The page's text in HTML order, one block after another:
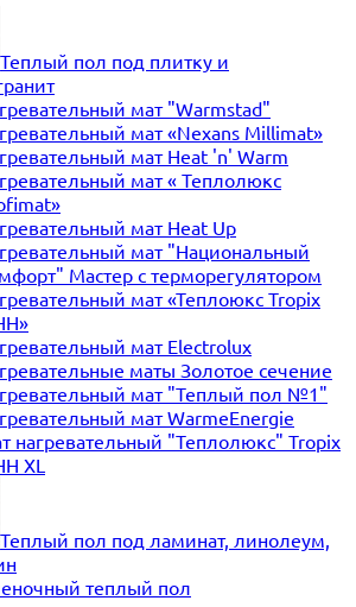
Теплый пол под плитку и
мат "Warmstad"
мат «Nexans Millimat»
мат Heat 'n' Warm
мат « Теплолюкс
мат Heat Up
мат "Национальный
Мастер с терморегулятором
мат «Теплоюкс Tropix
мат Electrolux
маты Золотое сечение
мат "Теплый пол №1"
мат WarmeEnergie
нагревательный "Теплолюкс" Tropix
XL
Теплый пол под ламинат, линолеум,
теплый пол